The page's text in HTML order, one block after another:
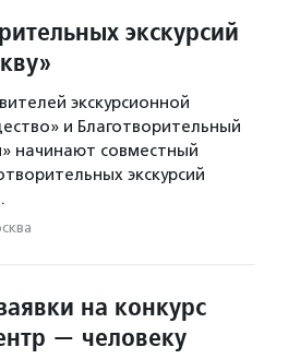
экскурсий
экскурсионной
и Благотворительный
начинают совместный
экскурсий
на конкурс
— человеку